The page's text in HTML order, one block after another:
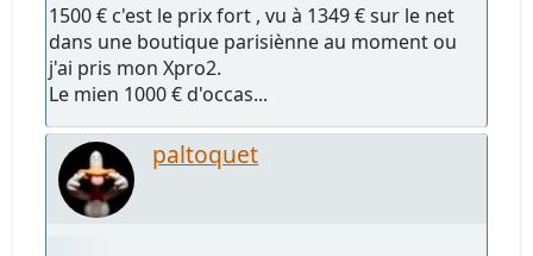
1500 € c'est le prix fort , vu à 1349 € sur le net
dans une boutique parisiènne au moment ou
j'ai pris mon Xpro2.
Le mien 1000 € d'occas...
paltoquet